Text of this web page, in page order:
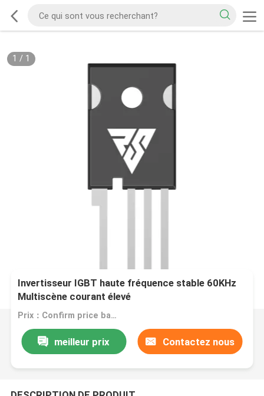
1 / 1
Invertisseur IGBT haute fréquence stable 60KHz
Multiscène courant élevé
Prix：Confirm price based on product
meilleur prix Contactez nous